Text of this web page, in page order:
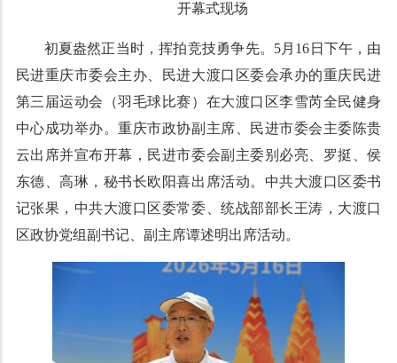
开幕式现场
初夏盎然正当时，挥拍竞技勇争先。5月16日下午，由
民进重庆市委会主办、民进大渡口区委会承办的重庆民进
第三届运动会（羽毛球比赛）在大渡口区李雪芮全民健身
中心成功举办。重庆市政协副主席、民进市委会主委陈贵
云出席并宣布开幕，民进市委会副主委别必亮、罗挺、侯
东德、高琳，秘书长欧阳喜出席活动。中共大渡口区委书
记张果，中共大渡口区委常委、统战部部长王涛，大渡口
区政协党组副书记、副主席谭述明出席活动。